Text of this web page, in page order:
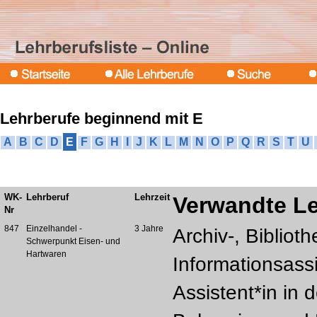
Lehrberufe beginnend mit E
A B C D E F G H J K L M N O P Q R S T U
WK-
Nr
Lehrberuf Lehrzeit Verwandte
847
Einzelhandel -
Schwerpunkt Eisen- und
Hartwaren
3 Jahre
Archiv-,
Assistent*in in